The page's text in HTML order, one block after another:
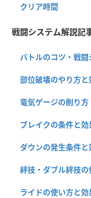
クリア時間
戦闘システム解説記
バトルのコツ・戦
部位破壊のやり方と
竜気ゲージの削り方
ブレイクの条件と効
ダウンの発生条件と
絆技・ダブル絆技の
ライドの使い方と効